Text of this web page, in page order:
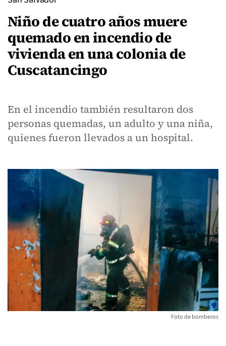
Niño de cuatro años muere
quemado en incendio de
vivienda en una colonia de
Cuscatancingo
En el incendio también resultaron dos
personas quemadas, un adulto y una niña,
quienes fueron llevados a un hospital.
Foto de bomberos